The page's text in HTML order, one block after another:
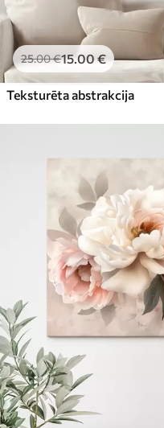
25.00€15.00€
Teksturēta abstrakcija